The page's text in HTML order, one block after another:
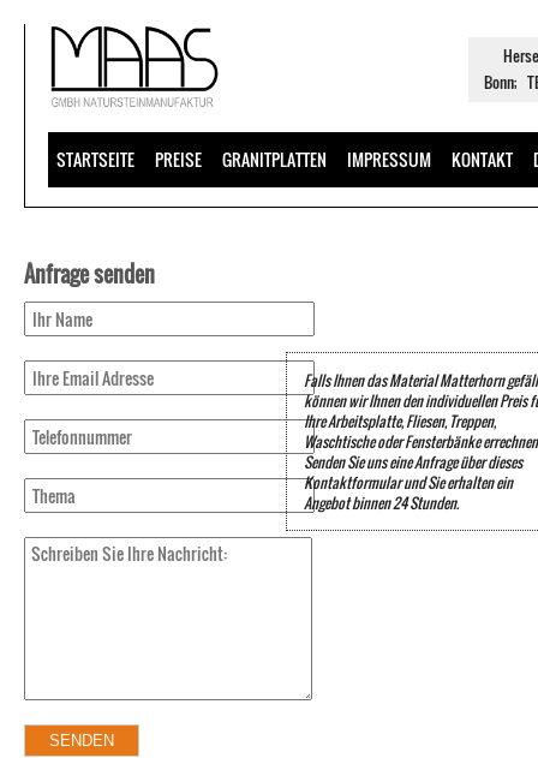
Bonn;
STARTSEITE PREISE GRANITPLATTEN IMPRESSUM KONTAKT
Anfrage senden
Falls Ihnen das Material Matterhorn
können wir Ihnen den individuellen Preis
Ihre Arbeitsplatte, Fliesen, Treppen,
Waschtische oder Fensterbänke
Senden Sie uns eine Anfrage über dieses
Kontaktformular und Sie erhalten ein
Angebot binnen 24 Stunden.